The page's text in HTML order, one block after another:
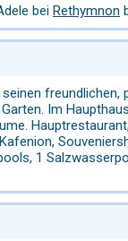
bei Rethymnon
Im
1